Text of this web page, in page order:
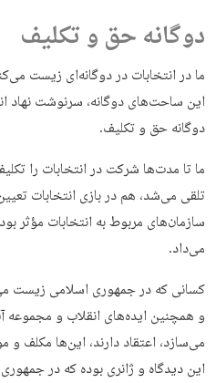
دوگانه حق و تکلیف
ما در انتخابات در دوگانه‌ای زیست
این ساحت‌های دوگانه، سرنوشت نهاد
دوگانه حق و تکلیف.
ما تا مدت‌ها شرکت در انتخابات را
تلقی می‌شد، هم در بازی انتخابات
سازمان‌های مربوط به انتخابات مؤثر
می‌داد.
کسانی که در جمهوری اسلامی زیست
و همچنین ایده‌های انقلاب و مجموعه
می‌سازد، اعتقاد دارند، این‌ها مکلف
این دیدگاه و ژانری بوده که در